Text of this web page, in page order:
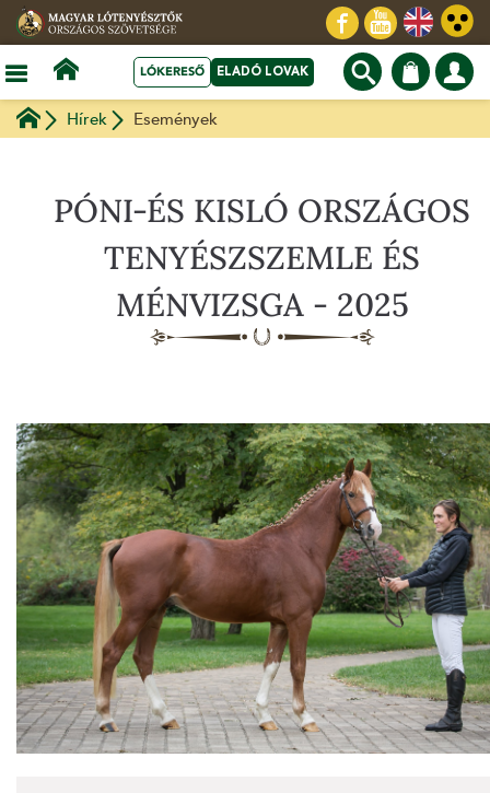
LÓKERESŐ ELADÓ LOVAK
Hírek Események
PÓNI-ÉS KISLÓ ORSZÁGOS
TENYÉSZSZEMLE ÉS
MÉNVIZSGA - 2025